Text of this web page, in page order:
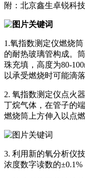
附：北京鑫生卓锐科
1.氧指数测定仪燃烧
的耐热玻璃管构成。
珠充填，高度为80-
以承受燃烧时可能滴
2. 氧指数测定仪点火
丁烷气体，在管子的
燃烧筒上方伸入以点
3. 利用新的氧分析仪
浓度数字读数的±0.1%